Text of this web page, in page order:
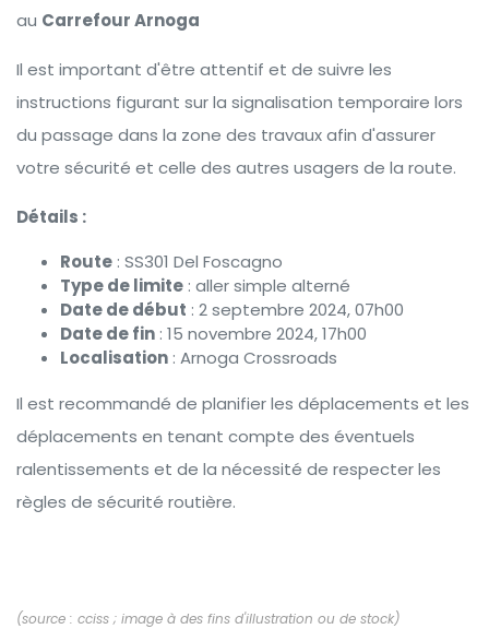
au Carrefour Arnoga
Il est important d'être attentif et de suivre les
instructions figurant sur la signalisation temporaire lors
du passage dans la zone des travaux afin d'assurer
votre sécurité et celle des autres usagers de la route.
Détails :
Route : SS301 Del Foscagno
Type de limite : aller simple alterné
Date de début : 2 septembre 2024, 07h00
Date de fin : 15 novembre 2024, 17h00
Localisation : Arnoga Crossroads
Il est recommandé de planifier les déplacements et les
déplacements en tenant compte des éventuels
ralentissements et de la nécessité de respecter les
règles de sécurité routière.
(source : cciss ; image à des fins d'illustration ou de stock)